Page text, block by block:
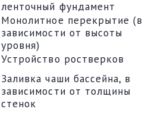
ленточный фундамент
Монолитное перекрытие (в
зависимости от высоты
уровня)
Устройство ростверков
Заливка чаши бассейна, в
зависимости от толщины
стенок